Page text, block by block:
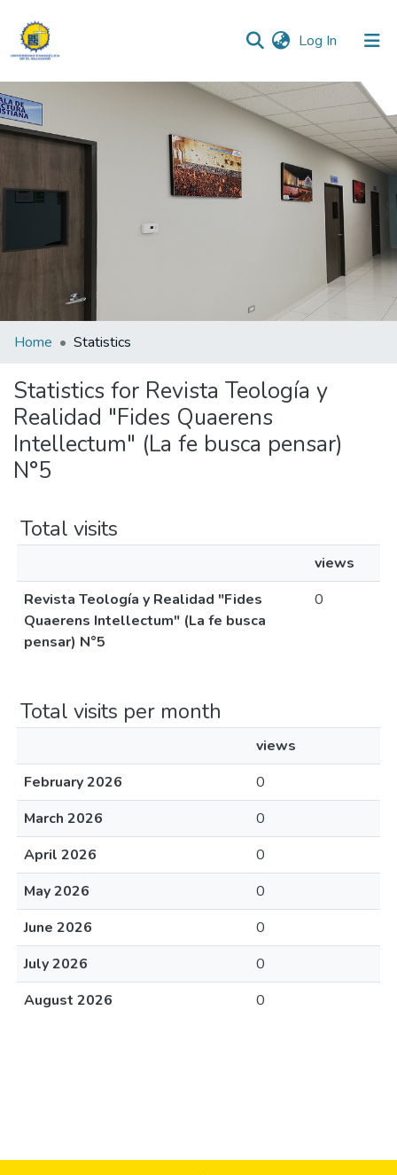
Log In (current)
Communities & Collections
All of DSpace
Home Statistics
Statistics for Revista Teología y
Realidad "Fides Quaerens
Intellectum" (La fe busca pensar)
N°5
Total visits
views
Revista Teología y Realidad "Fides
Quaerens Intellectum" (La fe busca
pensar) N°5
0
Total visits per month
views
February 2026
0
March 2026
0
April 2026
0
May 2026
0
June 2026
0
July 2026
0
August 2026
0